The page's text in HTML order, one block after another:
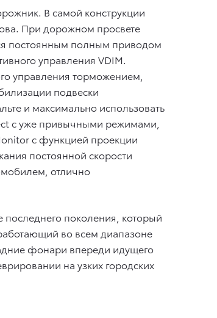
В самой конструкции
При дорожном просвете
постоянным полным приводом
управления VDIM.
управления торможением,
подвески
и максимально использовать
с уже привычными режимами,
с функцией проекции
постоянной скорости
отлично
последнего поколения, который
во всем диапазоне
фонари впереди идущего
на узких городских